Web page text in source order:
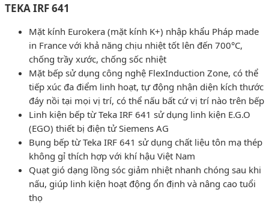
TEKA IRF 641
Mặt kính Eurokera (mặt kính K+) nhập khẩu Pháp made
in France với khả năng chịu nhiệt tốt lên đến 700°C,
chống trầy xước, chống sốc nhiệt
Mặt bếp sử dụng công nghệ FlexInduction Zone, có thể
tiếp xúc đa điểm linh hoạt, tự động nhận diện kích thước
đáy nồi tại mọi vị trí, có thể nấu bất cứ vị trí nào trên bếp
Linh kiện bếp từ Teka IRF 641 sử dụng linh kiện E.G.O
(EGO) thiết bị điện tử Siemens AG
Bụng bếp từ Teka IRF 641 sử dụng chất liệu tôn mạ thép
không gỉ thích hợp với khí hậu Việt Nam
Quạt gió dạng lồng sóc giảm nhiệt nhanh chóng sau khi
nấu, giúp linh kiện hoạt động ổn định và nâng cao tuổi
thọ